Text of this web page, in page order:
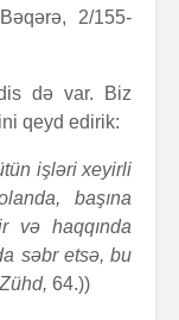
2/155-
də var. Biz
qeyd edirik:
işləri xeyirli
başına
və haqqında
səbr etsə, bu
Zühd, 64.))